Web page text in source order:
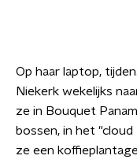
Op haar laptop,
Niekerk wekelijks
ze in Bouquet
bossen, in het
ze een